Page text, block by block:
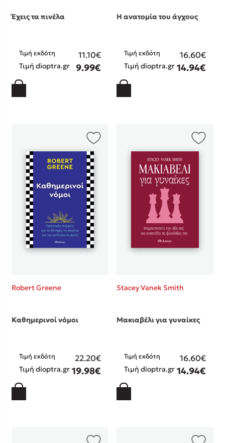
Έχεις τα πινέλα
Τιμή εκδότη 11.10€
Τιμή dioptra.gr 9.99€
Η ανατομία του άγχους
Τιμή εκδότη 16.60€
Τιμή dioptra.gr 14.94€
Robert Greene
Καθημερινοί νόμοι
Τιμή εκδότη 22.20€
Τιμή dioptra.gr 19.98€
Stacey Vanek Smith
Μακιαβέλι για γυναίκες
Τιμή εκδότη 16.60€
Τιμή dioptra.gr 14.94€